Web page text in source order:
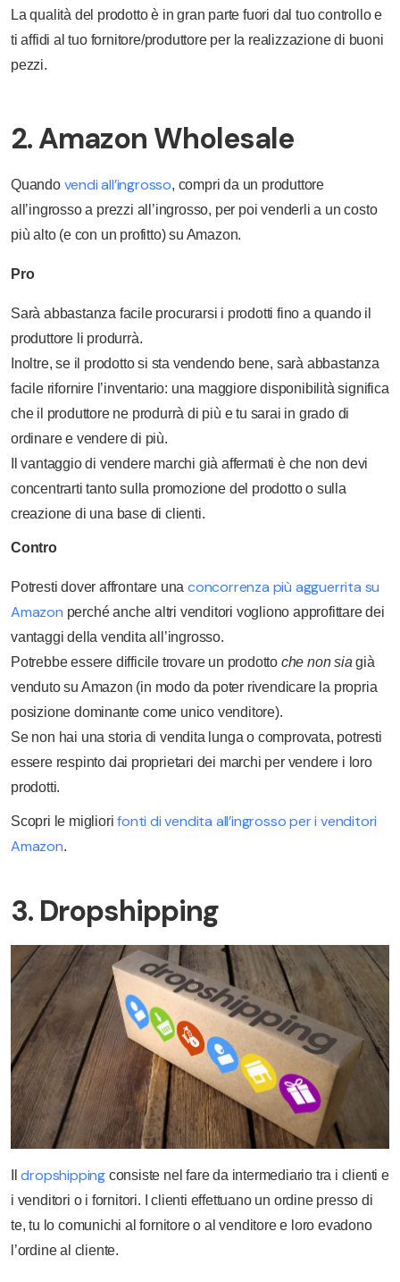
La qualità del prodotto è in gran parte fuori dal tuo controllo e
ti affidi al tuo fornitore/produttore per la realizzazione di buoni
pezzi.
2. Amazon Wholesale
Quando vendi all’ingrosso, compri da un produttore
all’ingrosso a prezzi all’ingrosso, per poi venderli a un costo
più alto (e con un profitto) su Amazon.
Pro
Sarà abbastanza facile procurarsi i prodotti fino a quando il
produttore li produrrà.
Inoltre, se il prodotto si sta vendendo bene, sarà abbastanza
facile rifornire l’inventario: una maggiore disponibilità significa
che il produttore ne produrrà di più e tu sarai in grado di
ordinare e vendere di più.
Il vantaggio di vendere marchi già affermati è che non devi
concentrarti tanto sulla promozione del prodotto o sulla
creazione di una base di clienti.
Contro
Potresti dover affrontare una concorrenza più agguerrita su
Amazon perché anche altri venditori vogliono approfittare dei
vantaggi della vendita all’ingrosso.
Potrebbe essere difficile trovare un prodotto che non sia già
venduto su Amazon (in modo da poter rivendicare la propria
posizione dominante come unico venditore).
Se non hai una storia di vendita lunga o comprovata, potresti
essere respinto dai proprietari dei marchi per vendere i loro
prodotti.
Scopri le migliorifonti di vendita all’ingrosso per i venditori
Amazon.
3. Dropshipping
Ildropshipping consiste nel fare da intermediario tra i clienti e
i venditori o i fornitori. I clienti effettuano un ordine presso di
te, tu lo comunichi al fornitore o al venditore e loro evadono
l’ordine al cliente.